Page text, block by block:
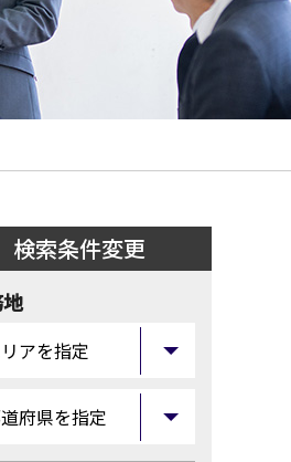
検索条件変更